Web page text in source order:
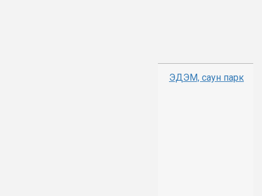
ЭДЭМ, саун парк